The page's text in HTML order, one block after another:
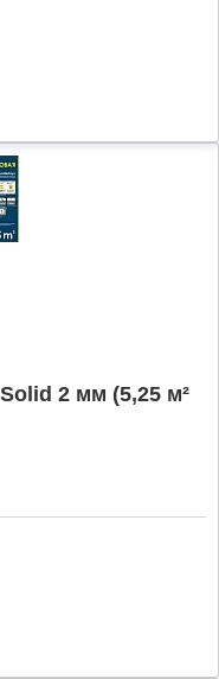
2 мм (5,25 м²